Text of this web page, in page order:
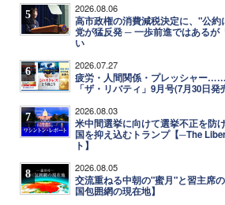
5 2026.08.06
高市政権の消費減税決定に、"公
党が猛反発 ─ 一歩前進ではあるが
い
6 2026.07.27
疲労・人間関係・プレッシャー
「ザ・リバティ」9月号(7月30日発
7 2026.08.03
米中間選挙に向けて選挙不正を防
国を抑え込むトランプ【─The
ト】
8 2026.08.05
交流重ねる中朝の"蜜月"と習主席
国包囲網の現在地】